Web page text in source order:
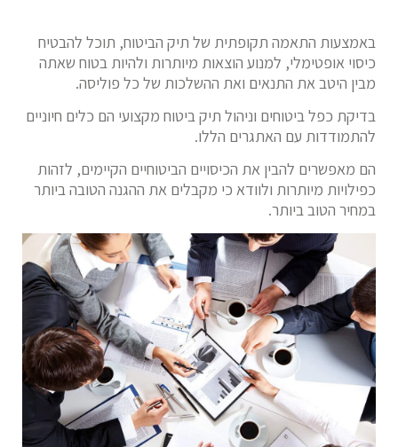
באמצעות התאמה תקופתית של תיק הביטוח, תוכל להבטיח
כיסוי אופטימלי, למנוע הוצאות מיותרות ולהיות בטוח שאתה
מבין היטב את התנאים ואת ההשלכות של כל פוליסה.
בדיקת כפל ביטוחים וניהול תיק ביטוח מקצועי הם כלים חיוניים
להתמודדות עם האתגרים הללו.
הם מאפשרים להבין את הכיסויים הביטוחיים הקיימים, לזהות
כפילויות מיותרות ולוודא כי מקבלים את ההגנה הטובה ביותר
במחיר הטוב ביותר.